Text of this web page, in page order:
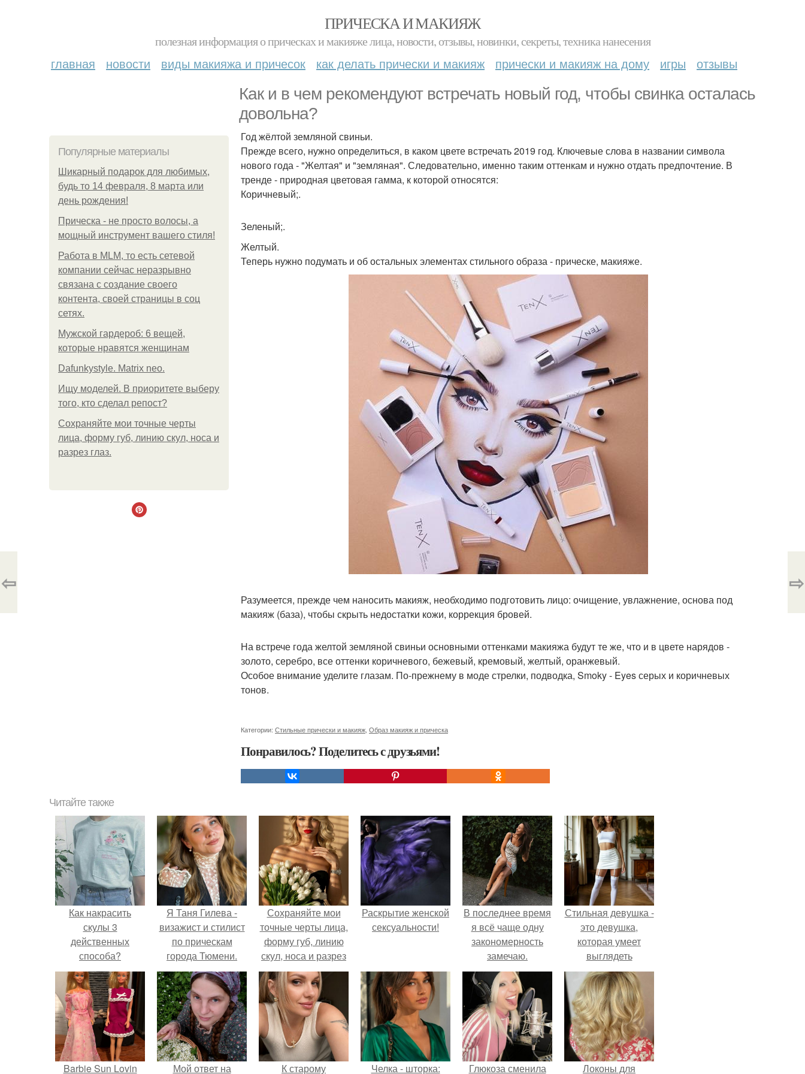
ПРИЧЕСКА И МАКИЯЖ
полезная информация о прическах и макияже лица, новости, отзывы, новинки, секреты, техника нанесения
главная новости виды макияжа и причесок как делать прически и макияж прически и макияж на дому игры отзывы
Как и в чем рекомендуют встречать новый год, чтобы свинка осталась
довольна?
Популярные материалы
Шикарный подарок для любимых,
будь то 14 февраля, 8 марта или
день рождения!
Прическа - не просто волосы, а
мощный инструмент вашего стиля!
Работа в MLM, то есть сетевой
компании сейчас неразрывно
связана с создание своего
контента, своей страницы в соц
сетях.
Мужской гардероб: 6 вещей,
которые нравятся женщинам
Dafunkystyle. Matrix neo.
Ищу моделей. В приоритете выберу
того, кто сделал репост?
Сохраняйте мои точные черты
лица, форму губ, линию скул, носа и
разрез глаз.
Год жёлтой земляной свиньи.
Прежде всего, нужно определиться, в каком цвете встречать 2019 год. Ключевые слова в названии символа
нового года - "Желтая" и "земляная". Следовательно, именно таким оттенкам и нужно отдать предпочтение. В
тренде - природная цветовая гамма, к которой относятся:
Коричневый;.
Зеленый;.
Желтый.
Теперь нужно подумать и об остальных элементах стильного образа - прическе, макияже.
Разумеется, прежде чем наносить макияж, необходимо подготовить лицо: очищение, увлажнение, основа под
макияж (база), чтобы скрыть недостатки кожи, коррекция бровей.
На встрече года желтой земляной свиньи основными оттенками макияжа будут те же, что и в цвете нарядов -
золото, серебро, все оттенки коричневого, бежевый, кремовый, желтый, оранжевый.
Особое внимание уделите глазам. По-прежнему в моде стрелки, подводка, Smoky - Eyes серых и коричневых
тонов.
Категории: Стильные прически и макияж Образ макияж и прическа
Понравилось? Поделитесь с друзьями!
⇦ ⇨
Читайте также
Как накрасить
скулы 3
действенных
способа?
Я Таня Гилева -
визажист и стилист
по прическам
города Тюмени.
Сохраняйте мои
точные черты лица,
форму губ, линию
скул, носа и разрез
глаз.
Раскрытие женской
сексуальности!
В последнее время
я всё чаще одну
закономерность
замечаю.
Стильная девушка -
это девушка,
которая умеет
выглядеть
привлекательно и
элегантно в любои
ситуации.
Barbie Sun Lovin Мой ответ на К старому Челка - шторка: Глюкоза сменила Локоны для